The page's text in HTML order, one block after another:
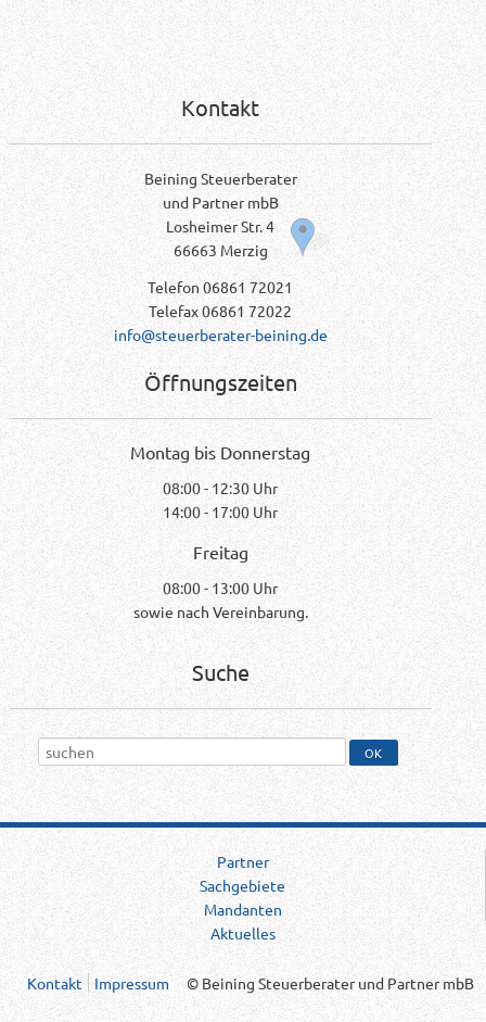
Kontakt
Beining Steuerberater
und Partner mbB
Losheimer Str. 4
66663 Merzig
Telefon 06861 72021
Telefax 06861 72022
info@steuerberater-beining.de
Öffnungszeiten
Montag bis Donnerstag
08:00 - 12:30 Uhr
14:00 - 17:00 Uhr
Freitag
08:00 - 13:00 Uhr
sowie nach Vereinbarung.
Suche
Partner
Sachgebiete
Mandanten
Aktuelles
Kontakt Impressum © Beining Steuerberater und Partner mbB